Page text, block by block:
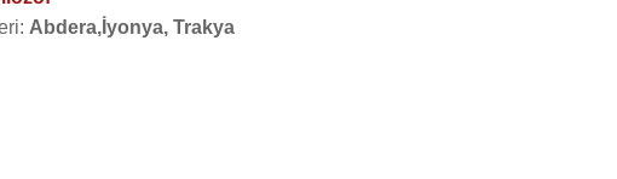
Abdera,İyonya, Trakya